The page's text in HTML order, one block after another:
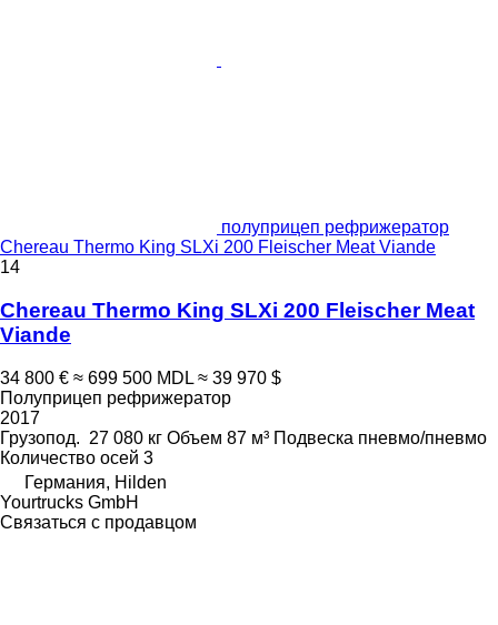
полуприцеп рефрижератор
Chereau Thermo King SLXi 200 Fleischer Meat Viande
14
Chereau Thermo King SLXi 200 Fleischer Meat
Viande
34 800 € ≈ 699 500 MDL ≈ 39 970 $
Полуприцеп рефрижератор
2017
Грузопод. 27 080 кг Объем 87 м³ Подвеска пневмо/пневмо
Количество осей 3
Германия, Hilden
Yourtrucks GmbH
Связаться с продавцом